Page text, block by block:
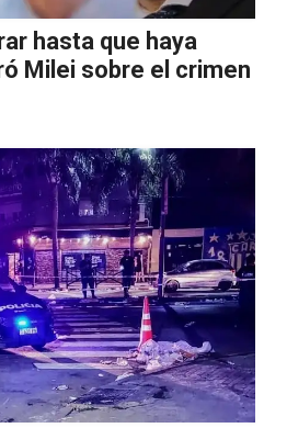
hasta que haya
Milei sobre el crimen